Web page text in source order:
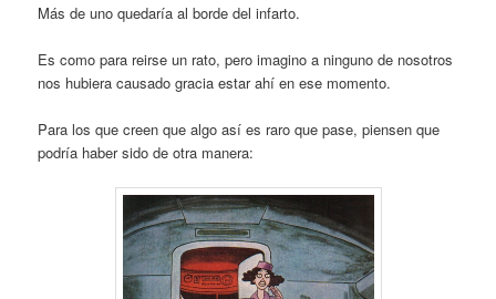
Más de uno quedaría al borde del infarto.
Es como para reirse un rato, pero imagino a ninguno de nosotros
nos hubiera causado gracia estar ahí en ese momento.
Para los que creen que algo así es raro que pase, piensen que
podría haber sido de otra manera: